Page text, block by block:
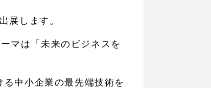
展します。
マは「未来のビジネスを
中小企業の最先端技術を